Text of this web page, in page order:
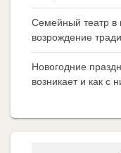
Семейный театр в
возрождение
Новогодние
возникает и как с